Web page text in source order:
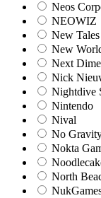
Neos
NEOWIZ
New Tales
New
Next
Nick
Nightdive
Nintendo
Nival
No
Nokta
North